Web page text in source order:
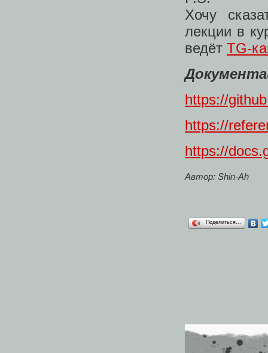
Хочу
лекции в
ведёт TG-
https://
https://
https://
Автор: Shin-Ah
Поделиться…